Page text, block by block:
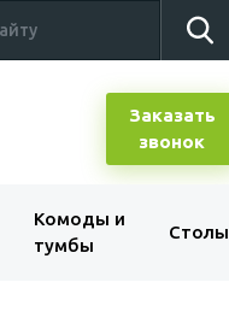
Заказать
звонок
Комоды и
тумбы
Столы